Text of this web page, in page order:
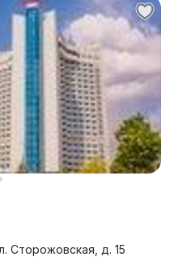
Сторожовская, д. 15